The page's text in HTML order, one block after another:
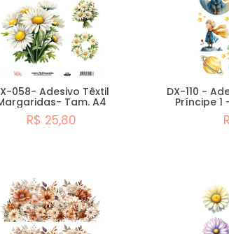
058- Adesivo Têxtil
Tam. A4
R$ 25,80
DX-110 -
Príncipe 1